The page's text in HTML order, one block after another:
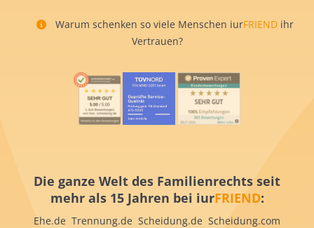
Warum schenken so viele Menschen iurFRIEND ihr
Vertrauen?
Die ganze Welt des Familienrechts seit
mehr als 15 Jahren bei iurFRIEND:
Ehe.de Trennung.de Scheidung.de Scheidung.com